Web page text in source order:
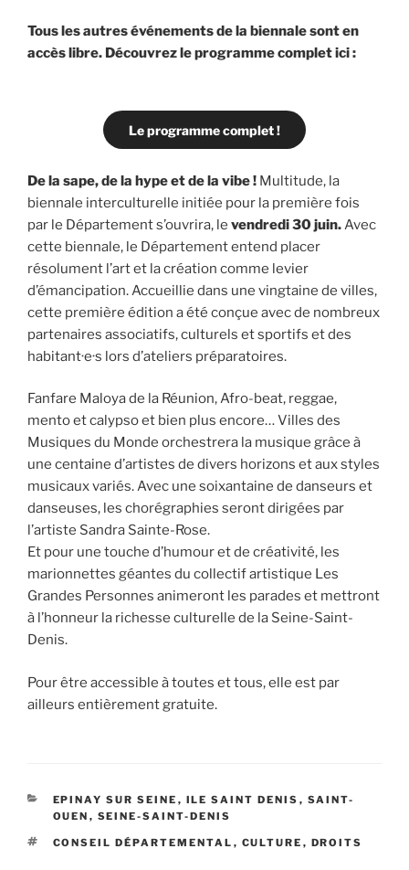
Tous les autres événements de la biennale sont en
accès libre. Découvrez le programme complet ici :
Le programme complet !
De la sape, de la hype et de la vibe ! Multitude, la
biennale interculturelle initiée pour la première fois
par le Département s’ouvrira, le vendredi 30 juin.Avec
cette biennale, le Département entend placer
résolument l’art et la création comme levier
d’émancipation. Accueillie dans une vingtaine de villes,
cette première édition a été conçue avec de nombreux
partenaires associatifs, culturels et sportifs et des
habitant·e·s lors d’ateliers préparatoires.
Fanfare Maloya de la Réunion, Afro-beat, reggae,
mento et calypso et bien plus encore… Villes des
Musiques du Monde orchestrera la musique grâce à
une centaine d’artistes de divers horizons et aux styles
musicaux variés. Avec une soixantaine de danseurs et
danseuses, les chorégraphies seront dirigées par
l’artiste Sandra Sainte-Rose.
Et pour une touche d’humour et de créativité, les
marionnettes géantes du collectif artistique Les
Grandes Personnes animeront les parades et mettront
à l’honneur la richesse culturelle de la Seine-Saint-
Denis.
Pour être accessible à toutes et tous, elle est par
ailleurs entièrement gratuite.
CATÉGORIES
EPINAY SUR SEINE , ILE SAINT DENIS , SAINT-
OUEN , SEINE-SAINT-DENIS
ÉTIQUETTES
CONSEIL DÉPARTEMENTAL , CULTURE , DROITS